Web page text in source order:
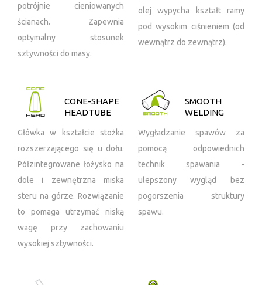
potrójnie cieniowanych
ścianach. Zapewnia
optymalny stosunek
sztywności do masy.
olej wypycha kształt ramy
pod wysokim ciśnieniem (od
wewnątrz do zewnątrz).
CONE-SHAPE
HEADTUBE
Główka w kształcie stożka
rozszerzającego się u dołu.
Półzintegrowane łożysko na
dole i zewnętrzna miska
steru na górze. Rozwiązanie
to pomaga utrzymać niską
wagę przy zachowaniu
wysokiej sztywności.
SMOOTH
WELDING
Wygładzanie spawów za
pomocą odpowiednich
technik spawania -
ulepszony wygląd bez
pogorszenia struktury
spawu.